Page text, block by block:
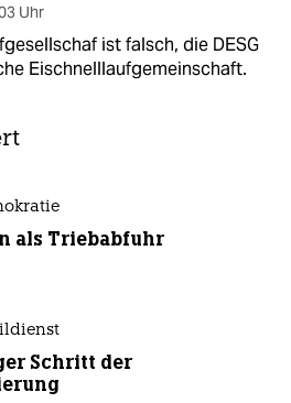
Uhr
ist falsch, die DESG
Eischnelllaufgemeinschaft.
als Triebabfuhr
Schritt der